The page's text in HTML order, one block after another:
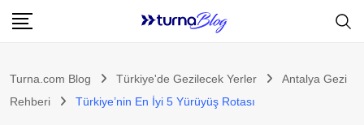
Skip
Turna.com Blog Türkiye'de Gezilecek Yerler
Antalya Gezi
Rehberi
Türkiye’nin En İyi 5 Yürüyüş Rotası